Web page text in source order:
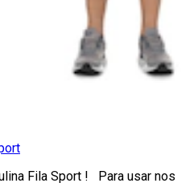
Fila Sport ! Para usar nos